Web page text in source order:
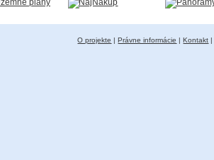
O projekte |Právne informácie |Kontakt